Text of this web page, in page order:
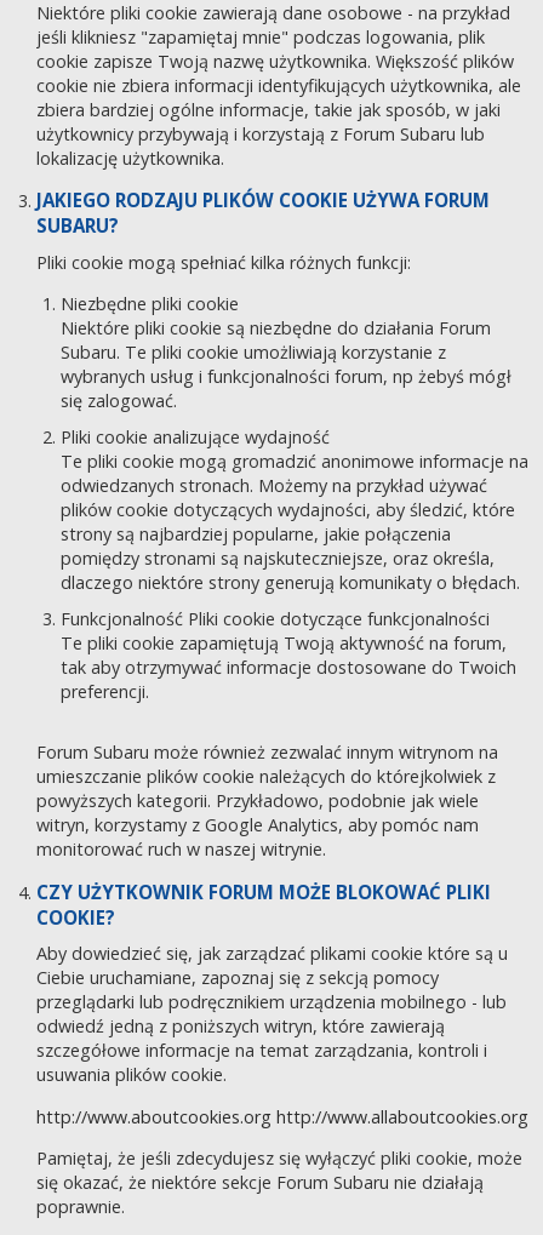
Niektóre pliki cookie zawierają dane osobowe - na przykład
jeśli klikniesz "zapamiętaj mnie" podczas logowania, plik
cookie zapisze Twoją nazwę użytkownika. Większość plików
cookie nie zbiera informacji identyfikujących użytkownika, ale
zbiera bardziej ogólne informacje, takie jak sposób, w jaki
użytkownicy przybywają i korzystają z Forum Subaru lub
lokalizację użytkownika.
JAKIEGO RODZAJU PLIKÓW COOKIE UŻYWA FORUM
SUBARU?
Pliki cookie mogą spełniać kilka różnych funkcji:
Niezbędne pliki cookie
Niektóre pliki cookie są niezbędne do działania Forum
Subaru. Te pliki cookie umożliwiają korzystanie z
wybranych usług i funkcjonalności forum, np żebyś mógł
się zalogować.
Pliki cookie analizujące wydajność
Te pliki cookie mogą gromadzić anonimowe informacje na
odwiedzanych stronach. Możemy na przykład używać
plików cookie dotyczących wydajności, aby śledzić, które
strony są najbardziej popularne, jakie połączenia
pomiędzy stronami są najskuteczniejsze, oraz określa,
dlaczego niektóre strony generują komunikaty o błędach.
Funkcjonalność Pliki cookie dotyczące funkcjonalności
Te pliki cookie zapamiętują Twoją aktywność na forum,
tak aby otrzymywać informacje dostosowane do Twoich
preferencji.
Forum Subaru może również zezwalać innym witrynom na
umieszczanie plików cookie należących do którejkolwiek z
powyższych kategorii. Przykładowo, podobnie jak wiele
witryn, korzystamy z Google Analytics, aby pomóc nam
monitorować ruch w naszej witrynie.
CZY UŻYTKOWNIK FORUM MOŻE BLOKOWAĆ PLIKI
COOKIE?
Aby dowiedzieć się, jak zarządzać plikami cookie które są u
Ciebie uruchamiane, zapoznaj się z sekcją pomocy
przeglądarki lub podręcznikiem urządzenia mobilnego - lub
odwiedź jedną z poniższych witryn, które zawierają
szczegółowe informacje na temat zarządzania, kontroli i
usuwania plików cookie.
http://www.aboutcookies.org http://www.allaboutcookies.org
Pamiętaj, że jeśli zdecydujesz się wyłączyć pliki cookie, może
się okazać, że niektóre sekcje Forum Subaru nie działają
poprawnie.